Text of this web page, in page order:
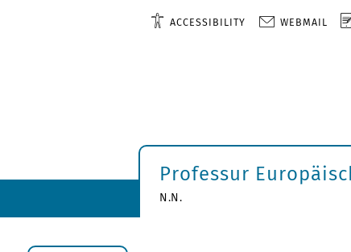
ACCESSIBILITY WEBMAIL
Professur
N.N.